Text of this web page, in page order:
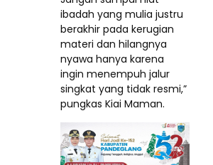
ibadah yang mulia justru
berakhir pada kerugian
materi dan hilangnya
nyawa hanya karena
ingin menempuh jalur
singkat yang tidak resmi,”
pungkas Kiai Maman.